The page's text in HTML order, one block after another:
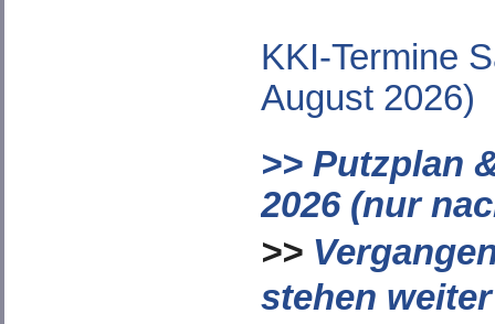
KKI-Termine
August 2026)
>> Putzplan
2026 (nur
>>
stehen